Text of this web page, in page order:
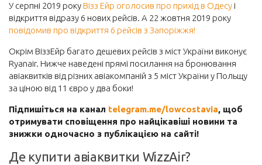
У серпні 2019 рокуВізз Ейр оголосив про прихід в Одесуі
відкриття відразу 6 нових рейсів. А 22 жовтня 2019 року
повідомив про відкриття 6 рейсів з Запоріжжя!
Окрім ВіззЕйр багато дешевих рейсів з міст України виконує
Ryanair. Нижче наведені прямі посилання на бронювання
авіаквитків від різних авіакомпаній з 5 міст України у Польщу
за ціною від 11 євро у два боки!
Підпишіться на канал telegram.me/lowcostavia, щоб
отримувати сповіщення про найцікавіші новини та
знижки одночасно з публікацією на сайті!
Де купити авіаквитки WizzAir?